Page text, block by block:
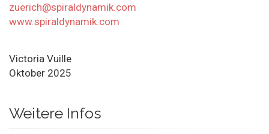
zuerich@spiraldynamik.com
www.spiraldynamik.com
Victoria Vuille
Oktober 2025
Weitere Infos